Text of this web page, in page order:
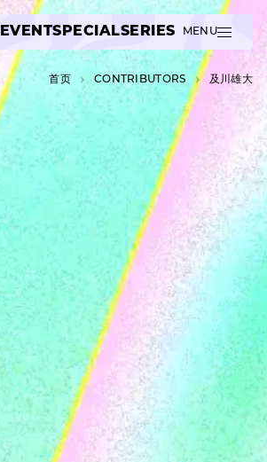
EVENTSPECIALSERIES MENU
首页 C­O­N­T­R­I­B­U­T­O­R­S 及川雄大